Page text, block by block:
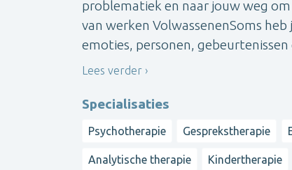
problematiek en naar jouw weg
van werken VolwassenenSoms
emoties, personen,
Lees verder
Specialisaties
Psychotherapie Gesprekstherapie
Analytische therapie Kindertherapie